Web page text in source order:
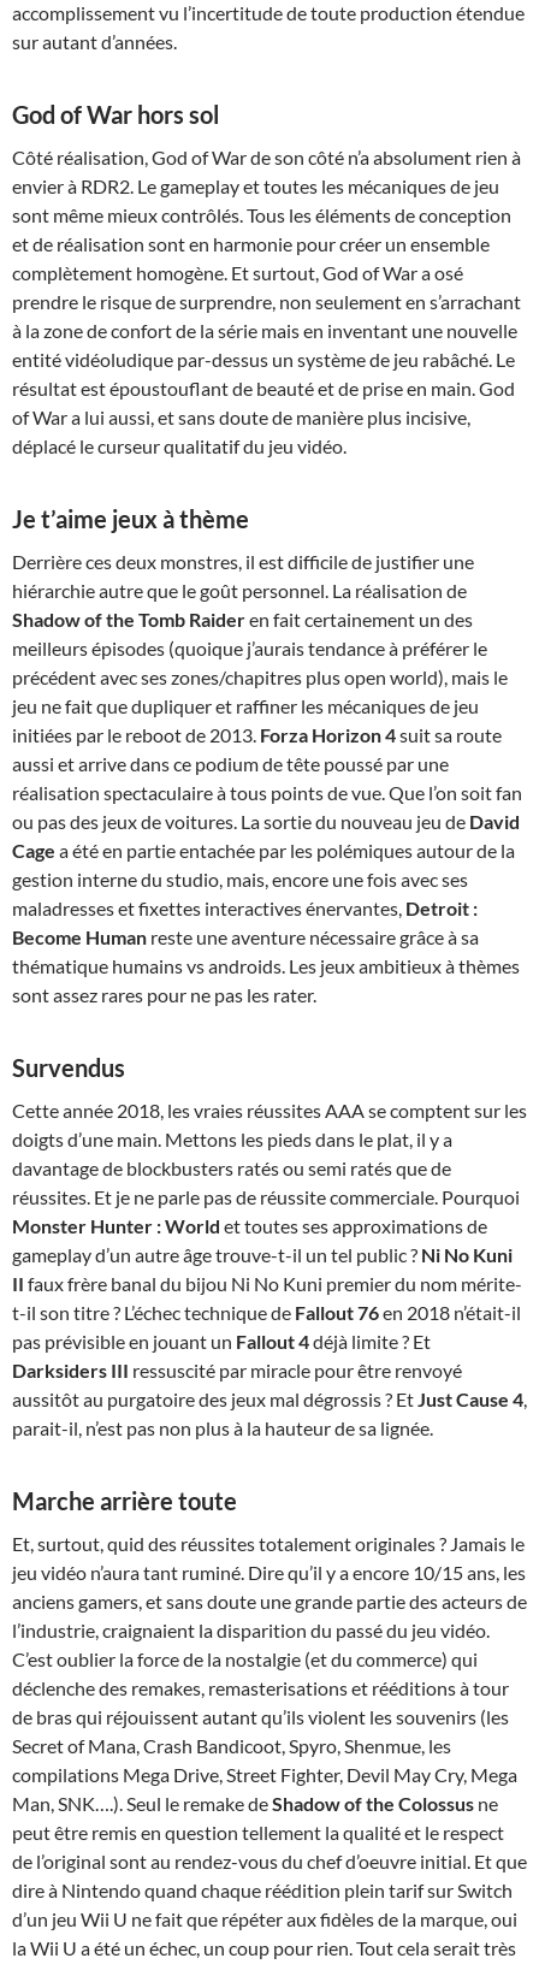
accomplissement vu l’incertitude de toute production étendue
sur autant d’années.
God of War hors sol
Côté réalisation, God of War de son côté n’a absolument rien à
envier à RDR2. Le gameplay et toutes les mécaniques de jeu
sont même mieux contrôlés. Tous les éléments de conception
et de réalisation sont en harmonie pour créer un ensemble
complètement homogène. Et surtout, God of War a osé
prendre le risque de surprendre, non seulement en s’arrachant
à la zone de confort de la série mais en inventant une nouvelle
entité vidéoludique par-dessus un système de jeu rabâché. Le
résultat est époustouflant de beauté et de prise en main. God
of War a lui aussi, et sans doute de manière plus incisive,
déplacé le curseur qualitatif du jeu vidéo.
Je t’aime jeux à thème
Derrière ces deux monstres, il est difficile de justifier une
hiérarchie autre que le goût personnel. La réalisation de
Shadow of the Tomb Raideren fait certainement un des
meilleurs épisodes (quoique j’aurais tendance à préférer le
précédent avec ses zones/chapitres plus open world), mais le
jeu ne fait que dupliquer et raffiner les mécaniques de jeu
initiées par le reboot de 2013. Forza Horizon 4suit sa route
aussi et arrive dans ce podium de tête poussé par une
réalisation spectaculaire à tous points de vue. Que l’on soit fan
ou pas des jeux de voitures. La sortie du nouveau jeu de David
Cage a été en partie entachée par les polémiques autour de la
gestion interne du studio, mais, encore une fois avec ses
maladresses et fixettes interactives énervantes, Detroit :
Become Human reste une aventure nécessaire grâce à sa
thématique humains vs androids. Les jeux ambitieux à thèmes
sont assez rares pour ne pas les rater.
Survendus
Cette année 2018, les vraies réussites AAA se comptent sur les
doigts d’une main. Mettons les pieds dans le plat, il y a
davantage de blockbusters ratés ou semi ratés que de
réussites. Et je ne parle pas de réussite commerciale. Pourquoi
Monster Hunter : World et toutes ses approximations de
gameplay d’un autre âge trouve-t-il un tel public ? Ni No Kuni
II faux frère banal du bijou Ni No Kuni premier du nom mérite-
t-il son titre ? L’échec technique de Fallout 76en 2018 n’était-il
pas prévisible en jouant un Fallout 4déjà limite ? Et
Darksiders III ressuscité par miracle pour être renvoyé
aussitôt au purgatoire des jeux mal dégrossis ? Et Just Cause 4
parait-il, n’est pas non plus à la hauteur de sa lignée.
Marche arrière toute
Et, surtout, quid des réussites totalement originales ? Jamais le
jeu vidéo n’aura tant ruminé. Dire qu’il y a encore 10/15 ans, les
anciens gamers, et sans doute une grande partie des acteurs de
l’industrie, craignaient la disparition du passé du jeu vidéo.
C’est oublier la force de la nostalgie (et du commerce) qui
déclenche des remakes, remasterisations et rééditions à tour
de bras qui réjouissent autant qu’ils violent les souvenirs (les
Secret of Mana, Crash Bandicoot, Spyro, Shenmue, les
compilations Mega Drive, Street Fighter, Devil May Cry, Mega
Man, SNK….). Seul le remake deShadow of the Colossus ne
peut être remis en question tellement la qualité et le respect
de l’original sont au rendez-vous du chef d’oeuvre initial. Et que
dire à Nintendo quand chaque réédition plein tarif sur Switch
d’un jeu Wii U ne fait que répéter aux fidèles de la marque, oui
la Wii U a été un échec, un coup pour rien. Tout cela serait très